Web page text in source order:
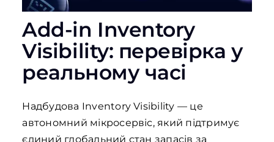
Add-in Inventory
Visibility: перевірка у
реальному часі
Надбудова Inventory Visibility — це
автономний мікросервіс, який підтримує
єдиний глобальний стан запасів за